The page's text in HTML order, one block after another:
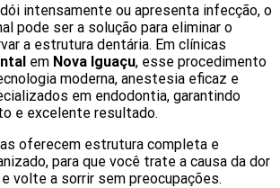
intensamente ou apresenta infecção, o
pode ser a solução para eliminar o
a estrutura dentária. Em clínicas
em Nova Iguaçu, esse procedimento
moderna, anestesia eficaz e
em endodontia, garantindo
e excelente resultado.
oferecem estrutura completa e
para que você trate a causa da dor
volte a sorrir sem preocupações.